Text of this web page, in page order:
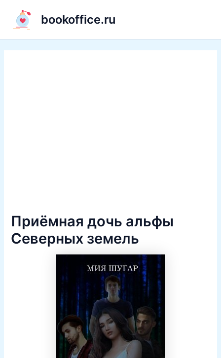
содержимому
bookoffice.ru
Приёмная дочь альфы
Северных земель